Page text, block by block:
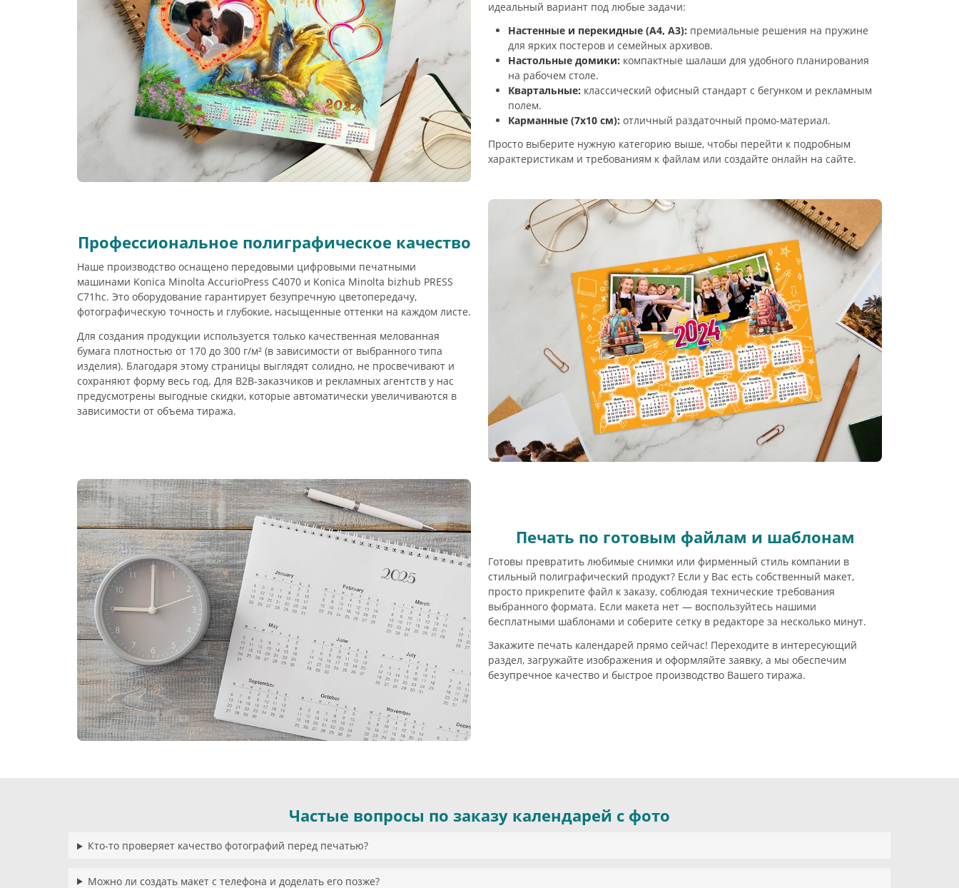
идеальный вариант под любые задачи:
Настенные и перекидные (А4, А3): премиальные решения на пружине
для ярких постеров и семейных архивов.
Настольные домики: компактные шалаши для удобного планирования
на рабочем столе.
Квартальные: классический офисный стандарт с бегунком и рекламным
полем.
Карманные (7х10 см): отличный раздаточный промо-материал.
Просто выберите нужную категорию выше, чтобы перейти к подробным
характеристикам и требованиям к файлам или создайте онлайн на сайте.
Профессиональное полиграфическое качество
Наше производство оснащено передовыми цифровыми печатными
машинами Konica Minolta AccurioPress C4070 и Konica Minolta bizhub PRESS
C71hc. Это оборудование гарантирует безупречную цветопередачу,
фотографическую точность и глубокие, насыщенные оттенки на каждом листе.
Для создания продукции используется только качественная мелованная
бумага плотностью от 170 до 300 г/м² (в зависимости от выбранного типа
изделия). Благодаря этому страницы выглядят солидно, не просвечивают и
сохраняют форму весь год. Для B2B-заказчиков и рекламных агентств у нас
предусмотрены выгодные скидки, которые автоматически увеличиваются в
зависимости от объема тиража.
Печать по готовым файлам и шаблонам
Готовы превратить любимые снимки или фирменный стиль компании в
стильный полиграфический продукт? Если у Вас есть собственный макет,
просто прикрепите файл к заказу, соблюдая технические требования
выбранного формата. Если макета нет — воспользуйтесь нашими
бесплатными шаблонами и соберите сетку в редакторе за несколько минут.
Закажите печать календарей прямо сейчас! Переходите в интересующий
раздел, загружайте изображения и оформляйте заявку, а мы обеспечим
безупречное качество и быстрое производство Вашего тиража.
Частые вопросы по заказу календарей с фото
Кто-то проверяет качество фотографий перед печатью?
Можно ли создать макет с телефона и доделать его позже?